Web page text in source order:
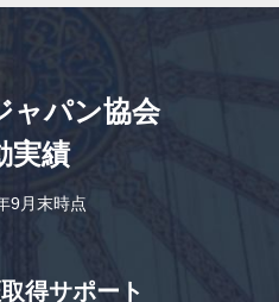
ャパン協会
実績
9月末時点
得サポート